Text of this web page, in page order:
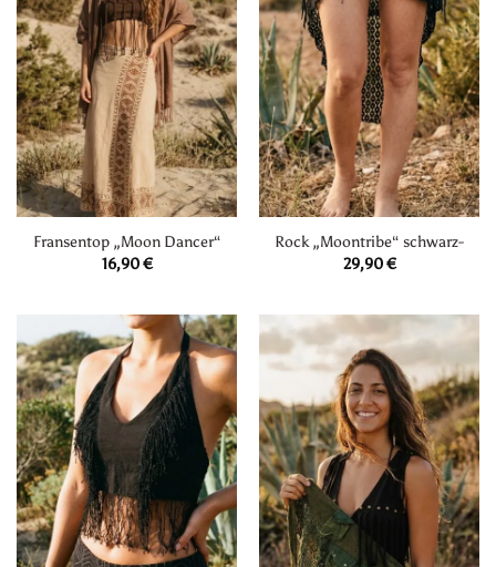
Fransentop „Moon Dancer“
16,90€
Rock „Moontribe“ schwarz-
29,90€